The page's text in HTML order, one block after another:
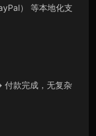
） 等本地化支
款完成，无复杂